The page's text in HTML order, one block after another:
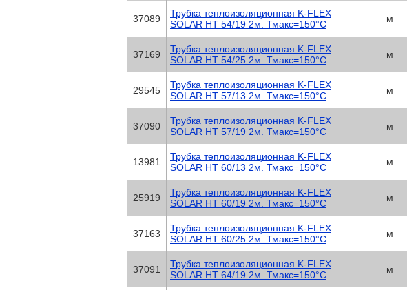
37089
Трубка теплоизоляционная K-FLEX
SOLAR HT 54/19 2м. Тмакс=150°C
м
37169
Трубка теплоизоляционная K-FLEX
SOLAR HT 54/25 2м. Тмакс=150°C
м
29545
Трубка теплоизоляционная K-FLEX
SOLAR HT 57/13 2м. Тмакс=150°C
м
37090
Трубка теплоизоляционная K-FLEX
SOLAR HT 57/19 2м. Тмакс=150°C
м
13981
Трубка теплоизоляционная K-FLEX
SOLAR HT 60/13 2м. Тмакс=150°C
м
25919
Трубка теплоизоляционная K-FLEX
SOLAR HT 60/19 2м. Тмакс=150°C
м
37163
Трубка теплоизоляционная K-FLEX
SOLAR HT 60/25 2м. Тмакс=150°C
м
37091
Трубка теплоизоляционная K-FLEX
SOLAR HT 64/19 2м. Тмакс=150°C
м